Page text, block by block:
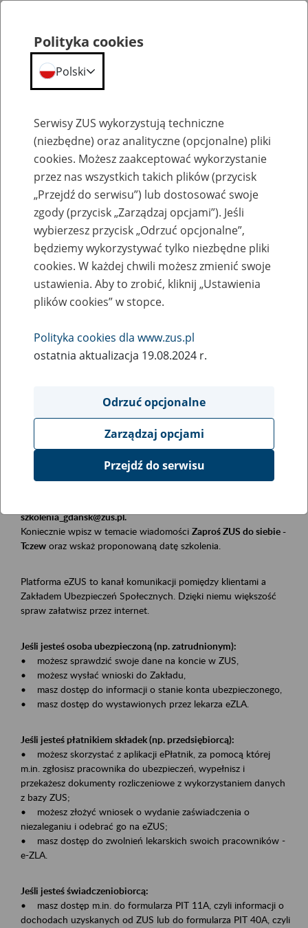
Szkolenia
Zaproś ZUS do siebie: eZUS, wizyty
rezerwowane, e-wizyty, Aktywni 50+
Rodzaj wydarzenia
Szkolenia
Obszar merytoryczny
Płatnicy, ubezpieczeni, świadczeniobiorcy
Opis wydarzenia
Szkolenie stacjonarne w siedzibie firmy, instytucji, urzędu.
szkolenia_gdansk@zus.pl.
Koniecznie wpisz w temacie wiadomości Zaproś ZUS do siebie -
Tczew oraz wskaż proponowaną datę szkolenia.
Platforma eZUS to kanał komunikacji pomiędzy klientami a
Zakładem Ubezpieczeń Społecznych. Dzięki niemu większość
spraw załatwisz przez internet.
Jeśli jesteś osoba ubezpieczoną (np. zatrudnionym):
• możesz sprawdzić swoje dane na koncie w ZUS,
• możesz wysłać wnioski do Zakładu,
• masz dostęp do informacji o stanie konta ubezpieczonego,
• masz dostęp do wystawionych przez lekarza eZLA.
Jeśli jesteś płatnikiem składek (np. przedsiębiorcą):
• możesz skorzystać z aplikacji ePłatnik, za pomocą której
m.in. zgłosisz pracownika do ubezpieczeń, wypełnisz i
przekażesz dokumenty rozliczeniowe z wykorzystaniem danych
z bazy ZUS;
• możesz złożyć wniosek o wydanie zaświadczenia o
niezaleganiu i odebrać go na eZUS;
• masz dostęp do zwolnień lekarskich swoich pracowników -
e-ZLA.
Jeśli jesteś świadczeniobiorcą:
• masz dostęp m.in. do formularza PIT 11A, czyli informacji o
dochodach uzyskanych od ZUS lub do formularza PIT 40A, czyli
Polityka cookies
Polski
Serwisy ZUS wykorzystują techniczne
(niezbędne) oraz analityczne (opcjonalne) pliki
cookies. Możesz zaakceptować wykorzystanie
przez nas wszystkich takich plików (przycisk
„Przejdź do serwisu”) lub dostosować swoje
zgody (przycisk „Zarządzaj opcjami”). Jeśli
wybierzesz przycisk „Odrzuć opcjonalne”,
będziemy wykorzystywać tylko niezbędne pliki
cookies. W każdej chwili możesz zmienić swoje
ustawienia. Aby to zrobić, kliknij „Ustawienia
plików cookies” w stopce.
Polityka cookies dla www.zus.pl
ostatnia aktualizacja 19.08.2024 r.
Odrzuć opcjonalne
Zarządzaj opcjami
Przejdź do serwisu